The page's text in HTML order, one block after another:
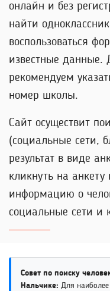
онлайн и без
найти
воспользоваться
известные данные.
рекомендуем
номер школы.
Сайт осуществит
(социальные сети,
результат в виде
кликнуть на
информацию о
социальные сети и
Совет по поиску
Нальчике: Для наиболее